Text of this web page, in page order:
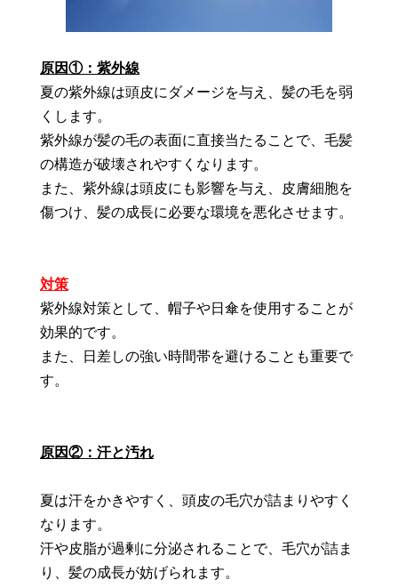
原因①：紫外線
夏の紫外線は頭皮にダメージを与え、髪の毛を弱
くします。
紫外線が髪の毛の表面に直接当たることで、毛髪
の構造が破壊されやすくなります。
また、紫外線は頭皮にも影響を与え、皮膚細胞を
傷つけ、髪の成長に必要な環境を悪化させます。
対策
紫外線対策として、帽子や日傘を使用することが
効果的です。
また、日差しの強い時間帯を避けることも重要で
す。
原因②：汗と汚れ
夏は汗をかきやすく、頭皮の毛穴が詰まりやすく
なります。
汗や皮脂が過剰に分泌されることで、毛穴が詰ま
り、髪の成長が妨げられます。